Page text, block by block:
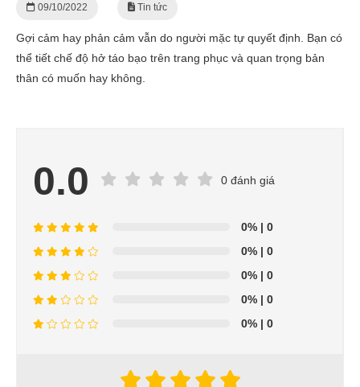
09/10/2022 Tin tức
Gợi cảm hay phản cảm vẫn do người mặc tự quyết định. Bạn có
thể tiết chế độ hở táo bạo trên trang phục và quan trọng bản
thân có muốn hay không.
0.0 0 đánh giá
0% | 0
0% | 0
0% | 0
0% | 0
0% | 0